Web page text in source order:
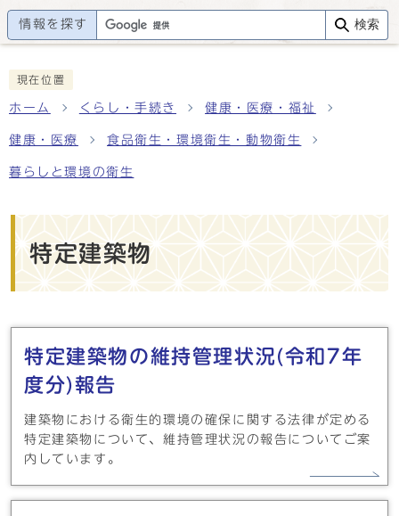
情報を探す 検索
現在位置
ホーム くらし・手続き 健康・医療・福祉
健康・医療 食品衛生・環境衛生・動物衛生
暮らしと環境の衛生
特定建築物
メインメニュー
特定建築物の維持管理状況(令和7年
度分)報告
建築物における衛生的環境の確保に関する法律が定める
特定建築物について、維持管理状況の報告についてご案
内しています。